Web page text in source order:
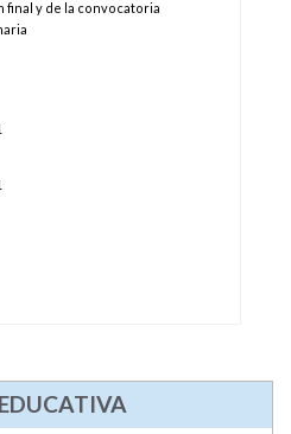
final y de la convocatoria